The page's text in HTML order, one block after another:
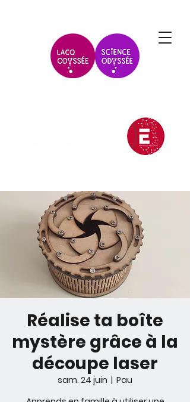
Réalise ta boîte
mystère grâce à la
découpe laser
sam. 24 juin
  |
Pau